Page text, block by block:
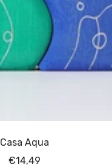
Casa Aqua
Angebotspreis
€14,49